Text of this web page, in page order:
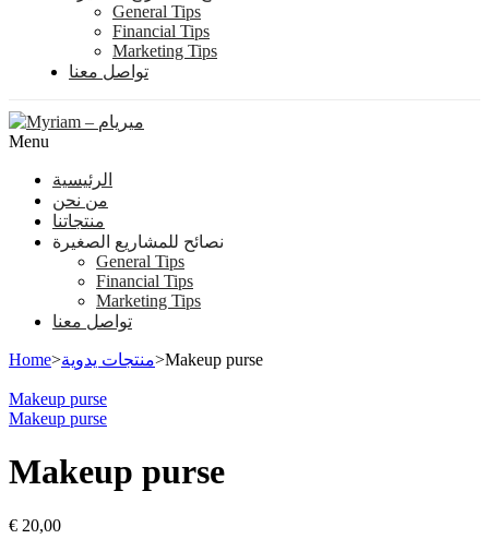
General Tips
Financial Tips
Marketing Tips
تواصل معنا
Menu
الرئيسية
من نحن
منتجاتنا
نصائح للمشاريع الصغيرة
General Tips
Financial Tips
Marketing Tips
تواصل معنا
Home>منتجات يدوية>Makeup purse
Makeup purse
Makeup purse
Makeup purse
€ 20,00